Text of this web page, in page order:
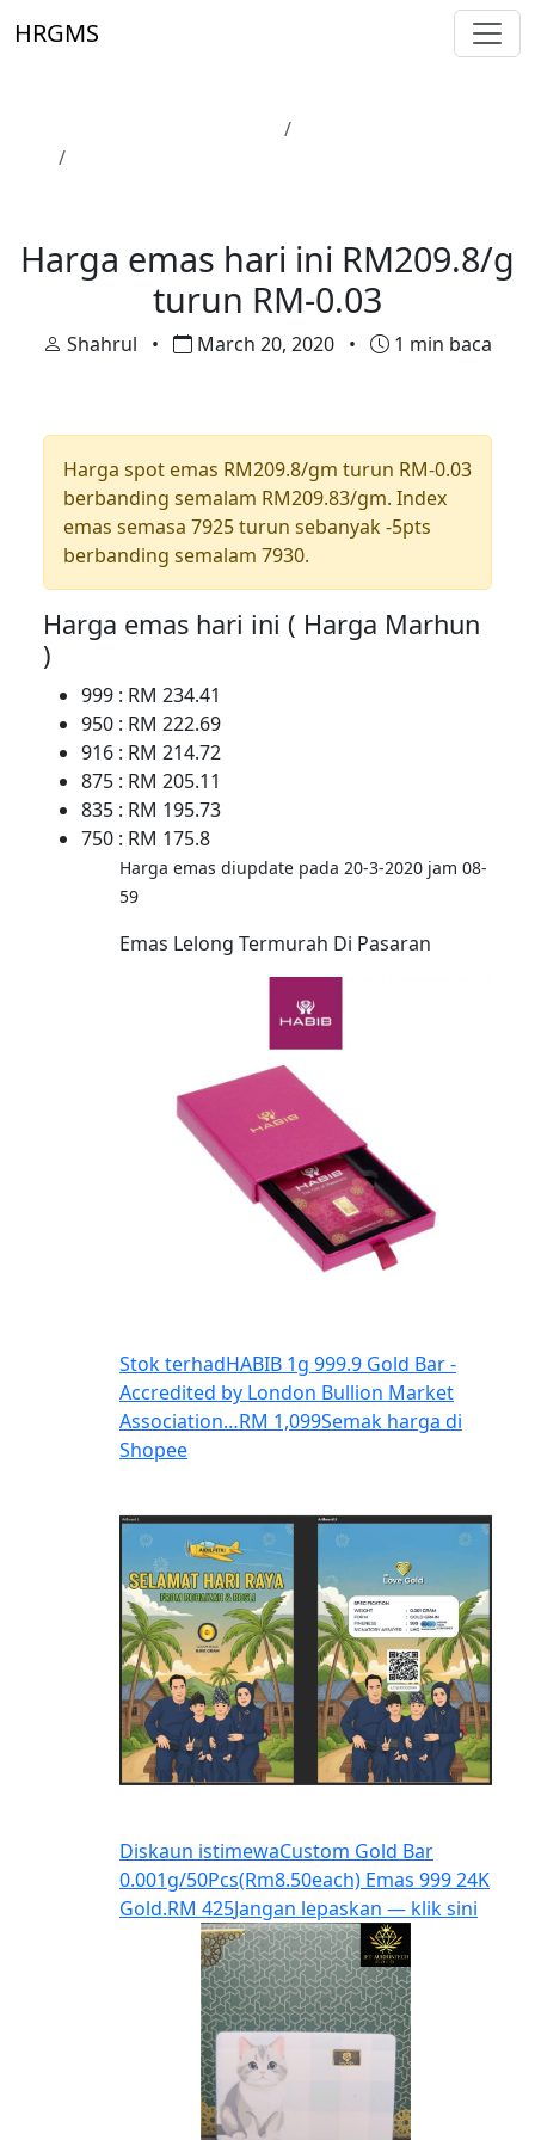
HRGMS
Harga emas hari ini RM209.8/g
turun RM-0.03
Shahrul • March 20, 2020 • 1 min baca
Harga spot emas RM209.8/gm turun RM-0.03
berbanding semalam RM209.83/gm. Index
emas semasa 7925 turun sebanyak -5pts
berbanding semalam 7930.
Harga emas hari ini ( Harga Marhun
)
999 : RM 234.41
950 : RM 222.69
916 : RM 214.72
875 : RM 205.11
835 : RM 195.73
750 : RM 175.8
Harga emas diupdate pada 20-3-2020 jam 08-
59
Emas Lelong Termurah Di Pasaran
Stok terhadHABIB 1g 999.9 Gold Bar -
Accredited by London Bullion Market
Association…RM 1,099Semak harga di
Shopee
Diskaun istimewaCustom Gold Bar
0.001g/50Pcs(Rm8.50each) Emas 999 24K
Gold.RM 425Jangan lepaskan — klik sini